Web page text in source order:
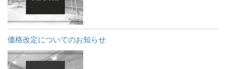
価格改定についてのお知らせ